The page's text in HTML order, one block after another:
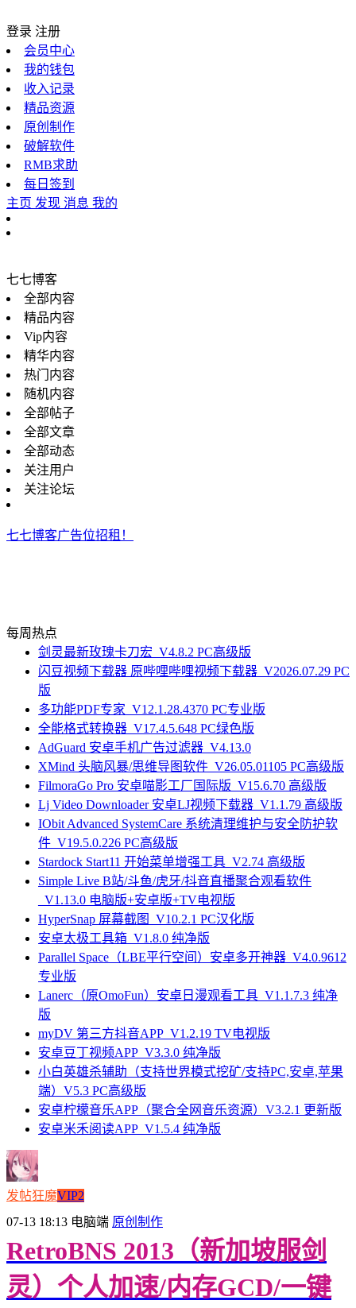
登录 注册
会员中心
我的钱包
收入记录
精品资源
原创制作
破解软件
RMB求助
每日签到
主页 发现 消息 我的
七七博客
全部内容
精品内容
Vip内容
精华内容
热门内容
随机内容
全部帖子
全部文章
全部动态
关注用户
关注论坛
七七博客广告位招租！
每周热点
剑灵最新玫瑰卡刀宏_V4.8.2 PC高级版
闪豆视频下载器 原哔哩哔哩视频下载器_V2026.07.29 PC
版
多功能PDF专家_V12.1.28.4370 PC专业版
全能格式转换器_V17.4.5.648 PC绿色版
AdGuard 安卓手机广告过滤器_V4.13.0
XMind 头脑风暴/思维导图软件_V26.05.01105 PC高级版
FilmoraGo Pro 安卓喵影工厂国际版_V15.6.70 高级版
Lj Video Downloader 安卓LJ视频下载器_V1.1.79 高级版
IObit Advanced SystemCare 系统清理维护与安全防护软
件_V19.5.0.226 PC高级版
Stardock Start11 开始菜单增强工具_V2.74 高级版
Simple Live B站/斗鱼/虎牙/抖音直播聚合观看软件
_V1.13.0 电脑版+安卓版+TV电视版
HyperSnap 屏幕截图_V10.2.1 PC汉化版
安卓太极工具箱_V1.8.0 纯净版
Parallel Space（LBE平行空间）安卓多开神器_V4.0.9612
专业版
Lanerc（原OmoFun）安卓日漫观看工具_V1.1.7.3 纯净
版
myDV 第三方抖音APP_V1.2.19 TV电视版
安卓豆丁视频APP_V3.3.0 纯净版
小白英雄杀辅助（支持世界模式挖矿/支持PC,安卓,苹果
端）V5.3 PC高级版
安卓柠檬音乐APP（聚合全网音乐资源）V3.2.1 更新版
安卓米禾阅读APP_V1.5.4 纯净版
发帖狂魔VIP2
07-13 18:13 电脑端 原创制作
RetroBNS 2013（新加坡服剑
灵）个人加速/内存GCD/一键